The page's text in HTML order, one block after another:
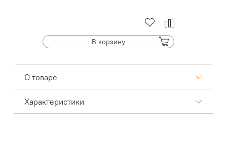
В корзину
О товаре
Характеристики